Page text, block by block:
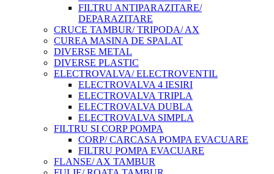
FILTRU ANTIPARAZITARE/
DEPARAZITARE
CRUCE TAMBUR/ TRIPODA/ AX
CUREA MASINA DE SPALAT
DIVERSE METAL
DIVERSE PLASTIC
ELECTROVALVA/ ELECTROVENTIL
ELECTROVALVA 4 IESIRI
ELECTROVALVA TRIPLA
ELECTROVALVA DUBLA
ELECTROVALVA SIMPLA
FILTRU SI CORP POMPA
CORP/ CARCASA POMPA EVACUARE
FILTRU POMPA EVACUARE
FLANSE/ AX TAMBUR